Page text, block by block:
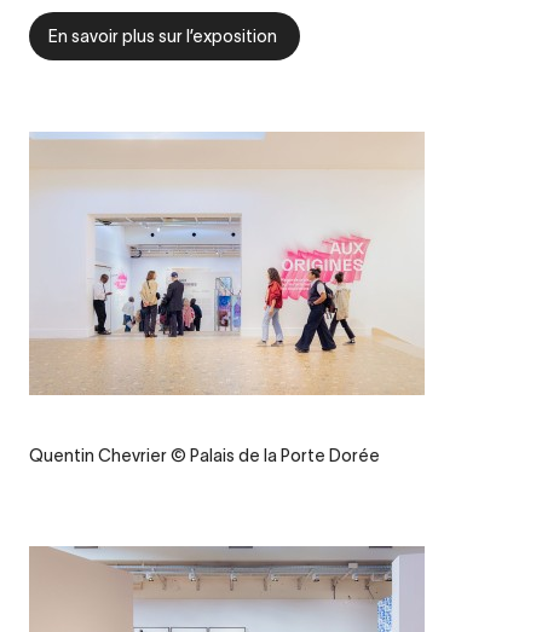
En savoir plus sur l’exposition
Credit
Quentin Chevrier © Palais de la Porte Dorée